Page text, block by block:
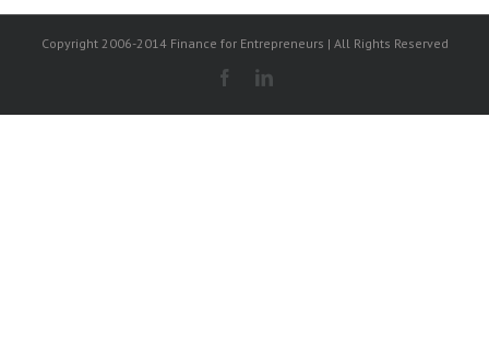
Copyright 2006-2014 Finance for Entrepreneurs | All Rights Reserved